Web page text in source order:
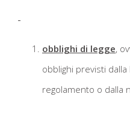
obblighi di legge,
obblighi previsti dalla
regolamento o dalla